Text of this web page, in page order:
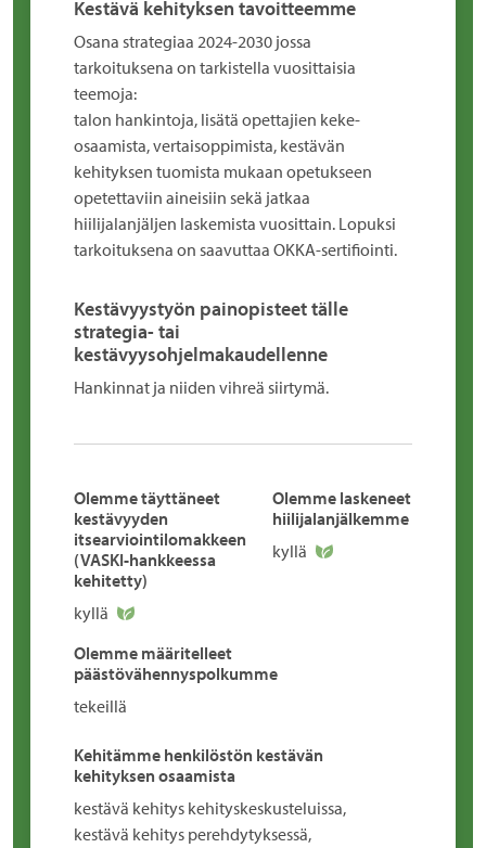
Kestävä kehityksen tavoitteemme
Osana strategiaa 2024-2030 jossa
tarkoituksena on tarkistella vuosittaisia
teemoja:
talon hankintoja, lisätä opettajien keke-
osaamista, vertaisoppimista, kestävän
kehityksen tuomista mukaan opetukseen
opetettaviin aineisiin sekä jatkaa
hiilijalanjäljen laskemista vuosittain. Lopuksi
tarkoituksena on saavuttaa OKKA-sertifiointi.
Kestävyystyön painopisteet tälle
strategia- tai
kestävyysohjelmakaudellenne
Hankinnat ja niiden vihreä siirtymä.
Olemme täyttäneet
kestävyyden
itsearviointilomakkeen
(VASKI-hankkeessa
kehitetty)
kyllä
Olemme laskeneet
hiilijalanjälkemme
kyllä
Olemme määritelleet
päästövähennyspolkumme
tekeillä
Kehitämme henkilöstön kestävän
kehityksen osaamista
kestävä kehitys kehityskeskusteluissa,
kestävä kehitys perehdytyksessä,